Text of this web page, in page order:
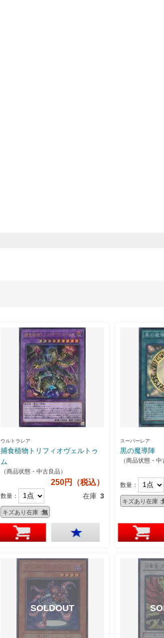
ウルトラレア
捕食植物トリフィオヴェルトゥ
ム
（商品状態・中古良品）
250円（税込）
数量： 在庫 3
キズあり在庫：無
スーパーレア
黒の魔導陣
（商品状態・
数量：
キズあり在庫：